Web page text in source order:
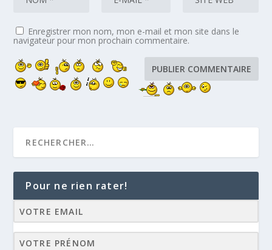
Enregistrer mon nom, mon e-mail et mon site dans le
navigateur pour mon prochain commentaire.
Pour ne rien rater!